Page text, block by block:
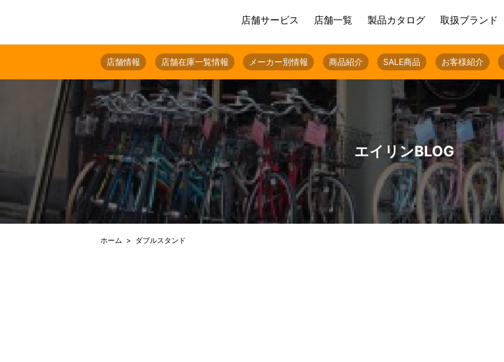
店舗サービス 店舗一覧 製品カタログ 取扱ブランド
店舗情報 店舗在庫一覧情報 メーカー別情報 商品紹介 SALE商品 お客様紹介
エイリンBLOG
ホーム ダブルスタンド